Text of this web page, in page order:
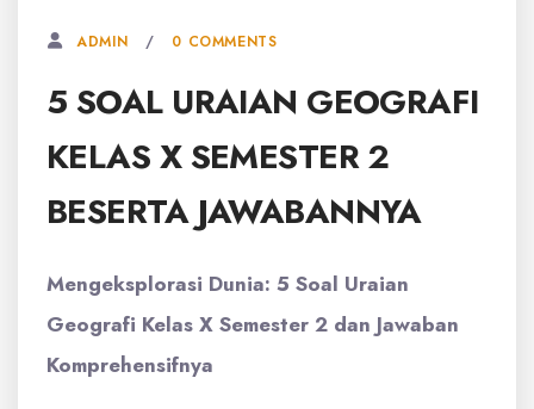
ADMIN 0 COMMENTS
5 SOAL URAIAN GEOGRAFI
KELAS X SEMESTER 2
BESERTA JAWABANNYA
Mengeksplorasi Dunia: 5 Soal Uraian
Geografi Kelas X Semester 2 dan Jawaban
Komprehensifnya